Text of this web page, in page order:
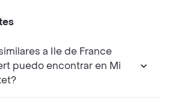
a Ile de France
puedo encontrar en Mi